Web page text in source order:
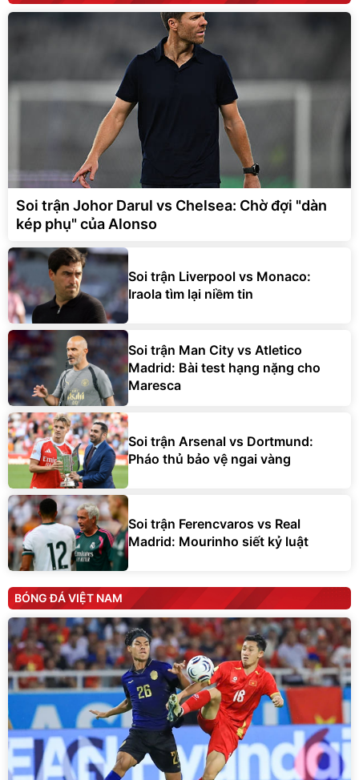
Soi trận Johor Darul vs Chelsea: Chờ đợi "dàn
kép phụ" của Alonso
Soi trận Liverpool vs Monaco:
Iraola tìm lại niềm tin
Soi trận Man City vs Atletico
Madrid: Bài test hạng nặng cho
Maresca
Soi trận Arsenal vs Dortmund:
Pháo thủ bảo vệ ngai vàng
Soi trận Ferencvaros vs Real
Madrid: Mourinho siết kỷ luật
BÓNG ĐÁ VIỆT NAM